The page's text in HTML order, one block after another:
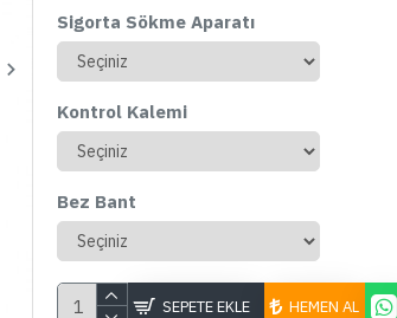
Sigorta Sökme Aparatı
Kontrol Kalemi
Bez Bant
SEPETE EKLE HEMEN AL
ÇOK SATAN